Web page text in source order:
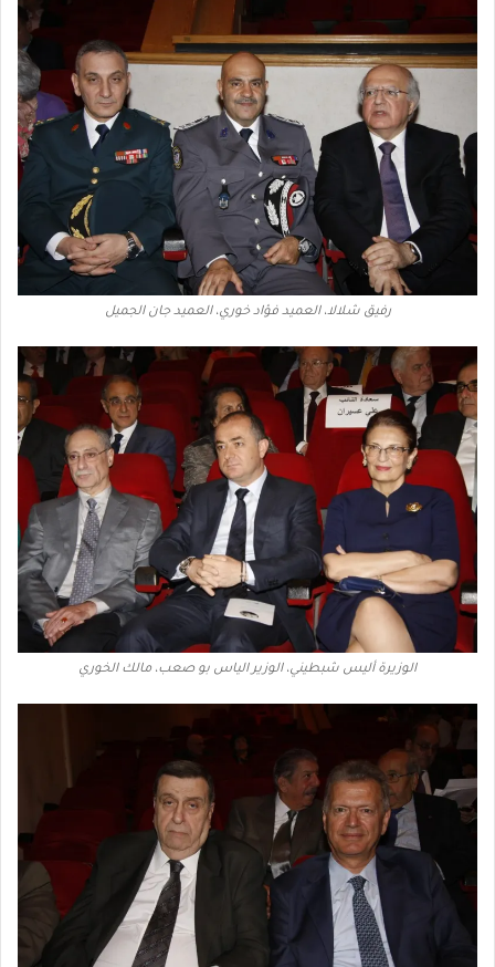
رفيق شلالا، العميد فؤاد خوري، العميد جان الجميل
الوزيرة أليس شبطيني، الوزير الياس بو صعب، مالك الخوري